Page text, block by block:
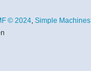
© 2024, Simple Machines